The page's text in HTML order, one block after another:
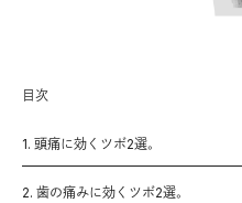
目次
1. 頭痛に効くツボ2選。
2. 歯の痛みに効くツボ2選。